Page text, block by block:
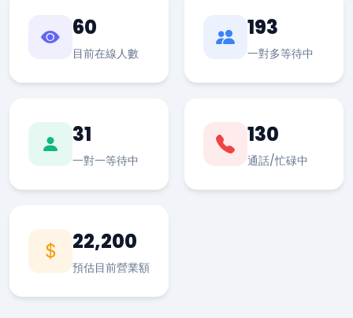
60
目前在線人數
193
一對多等待中
31
一對一等待中
130
通話/忙碌中
22,200
預估目前營業額